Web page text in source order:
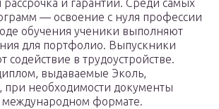
и гарантии. Среди самых
— освоение с нуля профессии
обучения ученики выполняют
для портфолио. Выпускники
в трудоустройстве.
выдаваемые Эколь,
при необходимости документы
формате.